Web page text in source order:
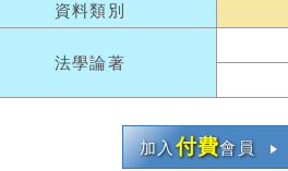
資料類別
法學論著
加入付費會員